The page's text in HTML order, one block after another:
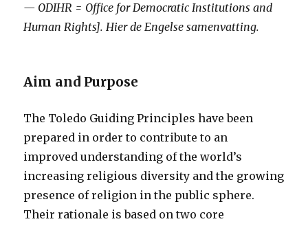
— ODIHR = Office for Democratic Institutions and
Human Rights]. Hier de Engelse samenvatting.
Aim and Purpose
The Toledo Guiding Principles have been
prepared in order to contribute to an
improved understanding of the world’s
increasing religious diversity and the growing
presence of religion in the public sphere.
Their rationale is based on two core